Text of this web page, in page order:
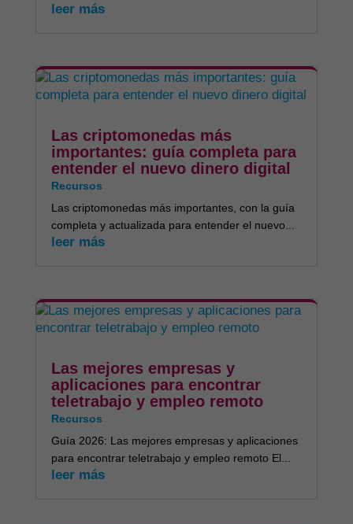
leer más
Las criptomonedas más
importantes: guía completa para
entender el nuevo dinero digital
Recursos
Las criptomonedas más importantes, con la guía
completa y actualizada para entender el nuevo...
leer más
Las mejores empresas y
aplicaciones para encontrar
teletrabajo y empleo remoto
Recursos
Guía 2026: Las mejores empresas y aplicaciones
para encontrar teletrabajo y empleo remoto El...
leer más